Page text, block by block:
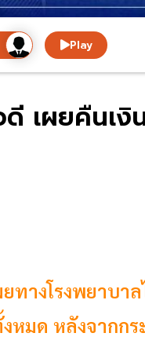
Play
ดี เผยคืนเ
ทางโรงพยาบา
หมด หลังจากก